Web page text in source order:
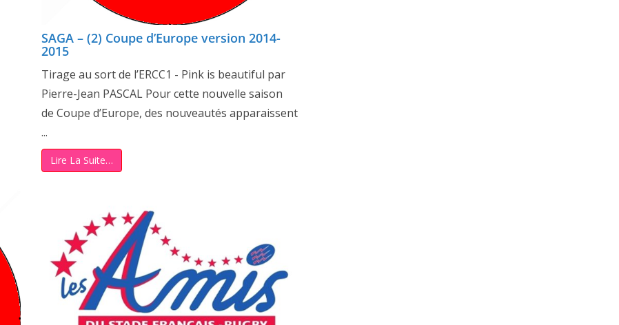
SAGA – (2) Coupe d’Europe version 2014-
2015
Tirage au sort de l’ERCC1 - Pink is beautiful par
Pierre-Jean PASCAL Pour cette nouvelle saison
de Coupe d’Europe, des nouveautés apparaissent
...
Lire La Suite…